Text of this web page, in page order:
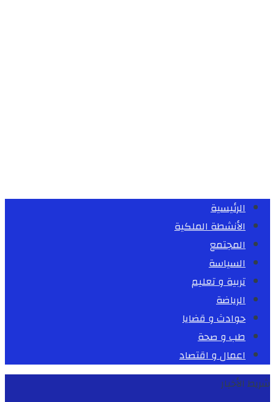
الرئيسية
الأنشطة الملكية
المجتمع
السياسة
تربية و تعليم
الرياضة
حوادث و قضايا
طب و صحة
اعمال و اقتصاد
شريط الأخبار